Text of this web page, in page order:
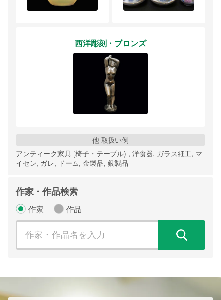
西洋彫刻・ブロンズ
他 取扱い例
アンティーク家具 (椅子・テーブル) , 洋食器, ガラス細工, マ
イセン, ガレ, ドーム, 金製品, 銀製品
作家・作品検索
作家 作品